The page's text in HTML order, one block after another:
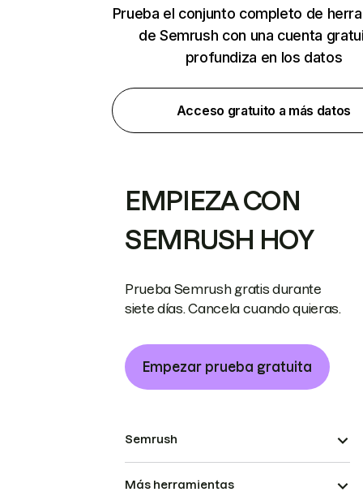
Prueba el conjunto completo de
de Semrush con una cuenta
profundiza en los datos
Acceso gratuito a más datos
EMPIEZA CON
SEMRUSH HOY
Prueba Semrush gratis durante
siete días. Cancela cuando quieras.
Empezar prueba gratuita
Semrush
Más herramientas